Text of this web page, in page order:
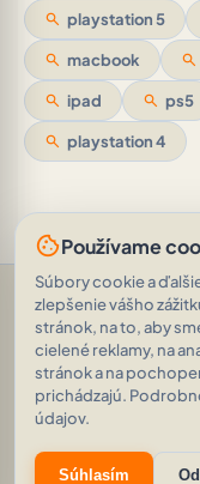
search playstation 5
search macbook search
search ipad search ps5
search playstation 4
Pomoc a podpora•
Podmienky
© 2026AVEINO |
Veni, vidi,
Znižujeme
cookiePoužívame
Súbory cookie a
zlepšenie vášho
stránok, na to, aby
cielené reklamy, na
stránok a na
prichádzajú.
údajov.
Súhlasím